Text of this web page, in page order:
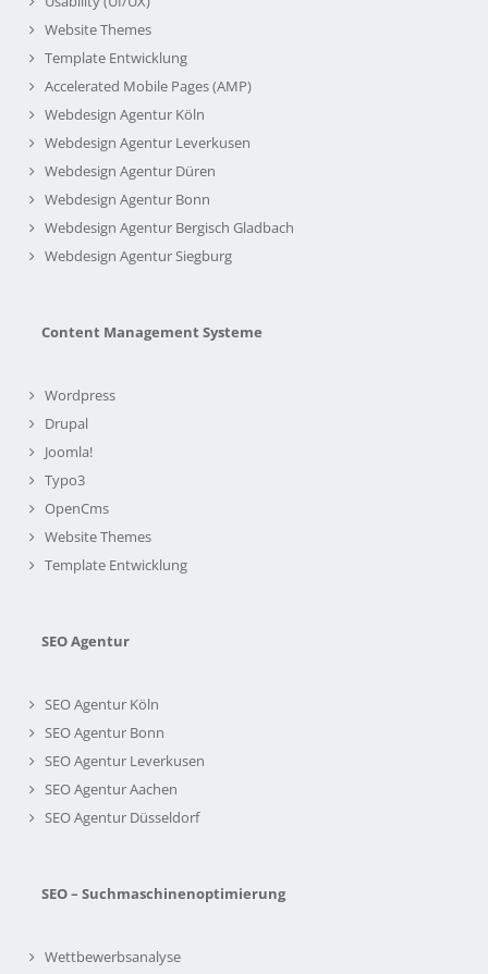
Website Themes
Template Entwicklung
Accelerated Mobile Pages (AMP)
Webdesign Agentur Köln
Webdesign Agentur Leverkusen
Webdesign Agentur Düren
Webdesign Agentur Bonn
Webdesign Agentur Bergisch Gladbach
Webdesign Agentur Siegburg
Content Management Systeme
Wordpress
Drupal
Joomla!
Typo3
OpenCms
Website Themes
Template Entwicklung
SEO Agentur
SEO Agentur Köln
SEO Agentur Bonn
SEO Agentur Leverkusen
SEO Agentur Aachen
SEO Agentur Düsseldorf
SEO – Suchmaschinenoptimierung
Wettbewerbsanalyse